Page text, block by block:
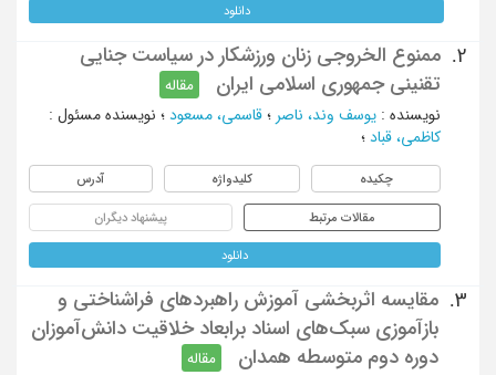
دانلود
2.
ممنوع الخروجی زنان ورزشکار در سیاست جنایی
تقنینی جمهوری اسلامی ایران
مقاله
نویسنده : یوسف وند، ناصر ؛ قاسمی، مسعود ؛ نویسنده مسئول :
کاظمی، قباد ؛
چکیده کلیدواژه آدرس
مقالات مرتبط پیشنهاد دیگران
دانلود
3.
مقایسه اثربخشی آموزش راهبردهای فراشناختی و
بازآموزی سبک‌های اسناد برابعاد خلاقیت دانش‌آموزان
دوره دوم متوسطه همدان
مقاله